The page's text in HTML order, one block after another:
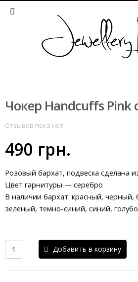
Чокер Handcuffs Pink
Отзывов пока нет.
490 грн.
Розовый бархат, подвеска сделана
Цвет гарнитуры — серебро
В наличии бархат: красный,
зеленый, темно-синий, синий,
Добавить в корзину